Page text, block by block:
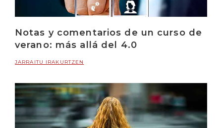
Notas y comentarios de un curso de
verano: más allá del 4.0
JARRAITU IRAKURTZEN